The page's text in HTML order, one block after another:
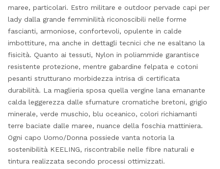
maree, particolari. Estro militare e outdoor pervade capi per
lady dalla grande femminilità riconoscibili nelle forme
fascianti, armoniose, confortevoli, opulente in calde
imbottiture, ma anche in dettagli tecnici che ne esaltano la
fisicità. Quanto ai tessuti, Nylon in poliammide garantisce
resistente protezione, mentre gabardine felpata e cotoni
pesanti strutturano morbidezza intrisa di certificata
durabilità. La maglieria sposa quella vergine lana emanante
calda leggerezza dalle sfumature cromatiche bretoni, grigio
minerale, verde muschio, blu oceanico, colori richiamanti
terre baciate dalle maree, nuance della foschia mattiniera.
Ogni capo Uomo/Donna possiede vanta notoria la
sostenibilità KEELING, riscontrabile nelle fibre naturali e
tintura realizzata secondo processi ottimizzati.